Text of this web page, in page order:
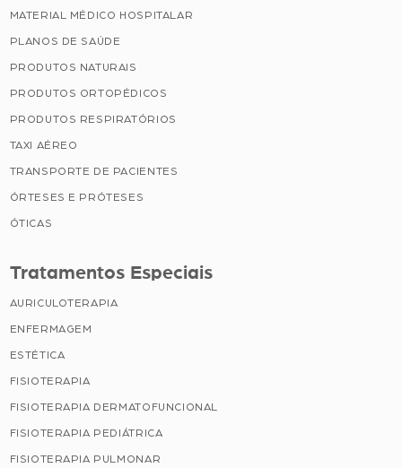
MATERIAL MÉDICO HOSPITALAR
PLANOS DE SAÚDE
PRODUTOS NATURAIS
PRODUTOS ORTOPÉDICOS
PRODUTOS RESPIRATÓRIOS
TAXI AÉREO
TRANSPORTE DE PACIENTES
ÓRTESES E PRÓTESES
ÓTICAS
Tratamentos Especiais
AURICULOTERAPIA
ENFERMAGEM
ESTÉTICA
FISIOTERAPIA
FISIOTERAPIA DERMATOFUNCIONAL
FISIOTERAPIA PEDIÁTRICA
FISIOTERAPIA PULMONAR